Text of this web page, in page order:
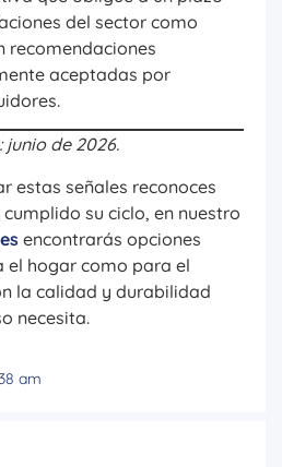
del sector como
recomendaciones
aceptadas por
de 2026.
estas señales reconoces
su ciclo, en nuestro
encontrarás opciones
el hogar como para el
la calidad y durabilidad
necesita.
am